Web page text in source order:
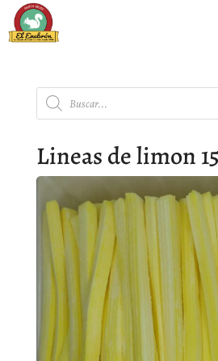
Búsqueda
de
productos
Lineas de limon